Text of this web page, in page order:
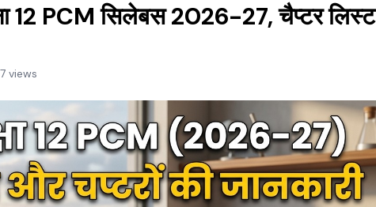
12 PCM सिलेबस 2026-27, चैप्टर लिस्ट
views